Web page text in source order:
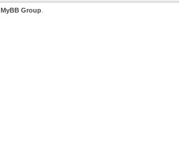
MyBB Group